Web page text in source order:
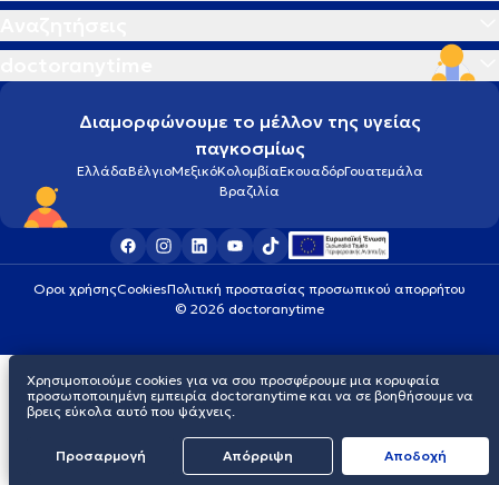
Διαμορφώνουμε το μέλλον της υγείας
παγκοσμίως
ΕλλάδαΒέλγιοΜεξικόΚολομβίαΕκουαδόρΓουατεμάλα
Βραζιλία
Οροι χρήσηςCookiesΠολιτική προστασίας προσωπικού απορρήτου
© 2026 doctoranytime
Χρησιμοποιούμε cookies για να σου προσφέρουμε μια κορυφαία
προσωποποιημένη εμπειρία doctoranytime και να σε βοηθήσουμε να
βρεις εύκολα αυτό που ψάχνεις.
Προσαρμογή Απόρριψη Aποδοχή